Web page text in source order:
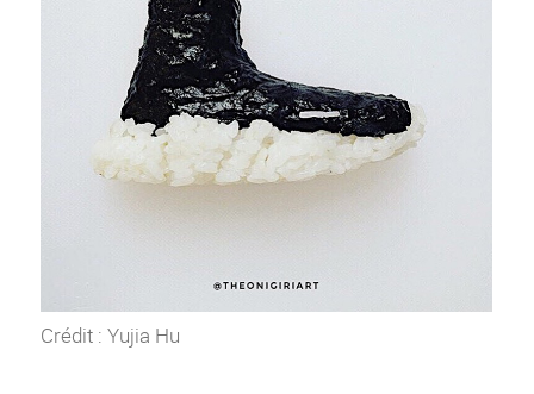
Crédit : Yujia Hu